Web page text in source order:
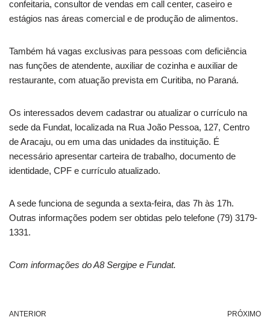
confeitaria, consultor de vendas em call center, caseiro e
estágios nas áreas comercial e de produção de alimentos.
Também há vagas exclusivas para pessoas com deficiência
nas funções de atendente, auxiliar de cozinha e auxiliar de
restaurante, com atuação prevista em Curitiba, no Paraná.
Os interessados devem cadastrar ou atualizar o currículo na
sede da Fundat, localizada na Rua João Pessoa, 127, Centro
de Aracaju, ou em uma das unidades da instituição. É
necessário apresentar carteira de trabalho, documento de
identidade, CPF e currículo atualizado.
A sede funciona de segunda a sexta-feira, das 7h às 17h.
Outras informações podem ser obtidas pelo telefone (79) 3179-
1331.
Com informações do A8 Sergipe e Fundat.
ANTERIOR PRÓXIMO